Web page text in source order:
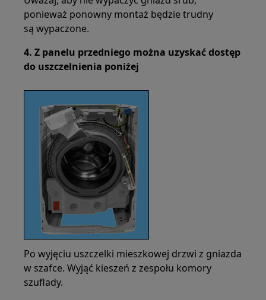
ponieważ ponowny montaż będzie trudny
są wypaczone.
4. Z panelu przedniego można uzyskać dostęp
do uszczelnienia poniżej
Po wyjęciu uszczelki mieszkowej drzwi z gniazda
w szafce. Wyjąć kieszeń z zespołu komory
szuflady.